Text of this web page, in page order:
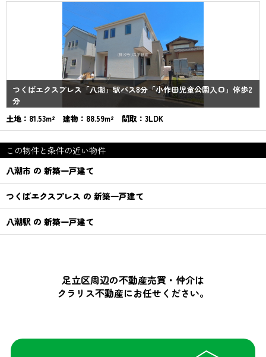
つくばエクスプレス「八潮」駅バス8分「小作田児童公園入口」停歩2
分
土地：81.53m² 建物：88.59m² 間取：3LDK
この物件と条件の近い物件
八潮市 の 新築一戸建て
つくばエクスプレス の 新築一戸建て
八潮駅 の 新築一戸建て
足立区周辺の不動産売買・仲介は
クラリス不動産にお任せください。